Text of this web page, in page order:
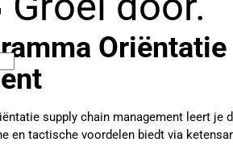
supply chain management leert je
en tactische voordelen biedt via